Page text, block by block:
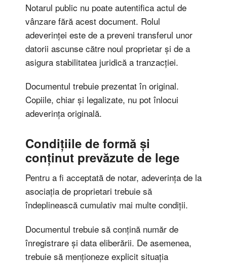
Notarul public nu poate autentifica actul de
vânzare fără acest document. Rolul
adeverinței este de a preveni transferul unor
datorii ascunse către noul proprietar și de a
asigura stabilitatea juridică a tranzacției.
Documentul trebuie prezentat în original.
Copiile, chiar și legalizate, nu pot înlocui
adeverința originală.
Condițiile de formă și
conținut prevăzute de lege
Pentru a fi acceptată de notar, adeverința de la
asociația de proprietari trebuie să
îndeplinească cumulativ mai multe condiții.
Documentul trebuie să conțină număr de
înregistrare și data eliberării. De asemenea,
trebuie să menționeze explicit situația